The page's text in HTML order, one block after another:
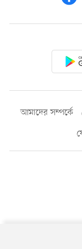
আমাদের সম্পর্কে